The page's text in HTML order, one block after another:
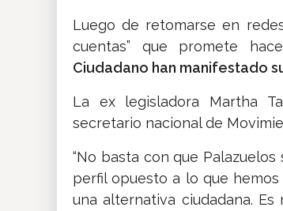
Luego de retomarse en
cuentas” que promete
Ciudadano han manifestado
La ex legisladora Martha
secretario nacional de
“No basta con que
perfil opuesto a lo que
una alternativa ciudadana.